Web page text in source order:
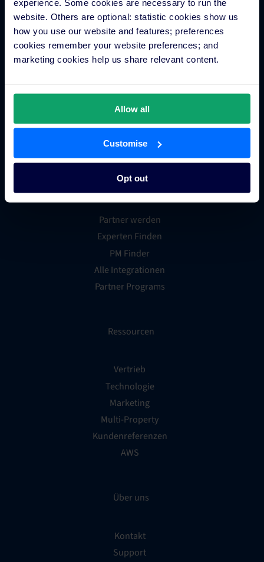
experience. Some cookies are necessary to run the
website. Others are optional: statistic cookies show us
how you use our website and features; preferences
cookies remember your website preferences; and
marketing cookies help us share relevant content.
Allow all
Customise
Opt out
Globales Distributionssystem
Gäste-Engagement
Buchungssystem für Hotels
Hotel Webseitengestalter
Business Insights für Hotels
Multi-Property
Hotel App Store
Integration Partner-Anwendung
Partner werden
Experten Finden
PM Finder
Alle Integrationen
Partner Programs
Ressourcen
Vertrieb
Technologie
Marketing
Multi-Property
Kundenreferenzen
AWS
Über uns
Kontakt
Support